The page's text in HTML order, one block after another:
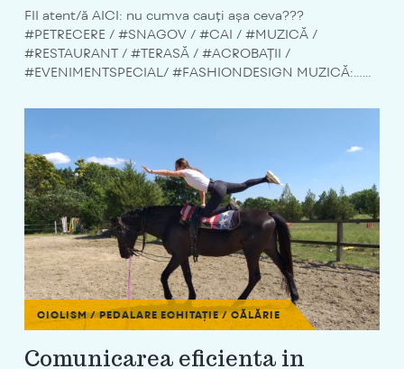
FII atent/ă AICI: nu cumva cauți așa ceva???
#PETRECERE / #SNAGOV / #CAI / #MUZICĂ /
#RESTAURANT / #TERASĂ / #ACROBAȚII /
#EVENIMENTSPECIAL/ #FASHIONDESIGN MUZICĂ:…...
CICLISM / PEDALARE ECHITAȚIE / CĂLĂRIE
Comunicarea eficienta in